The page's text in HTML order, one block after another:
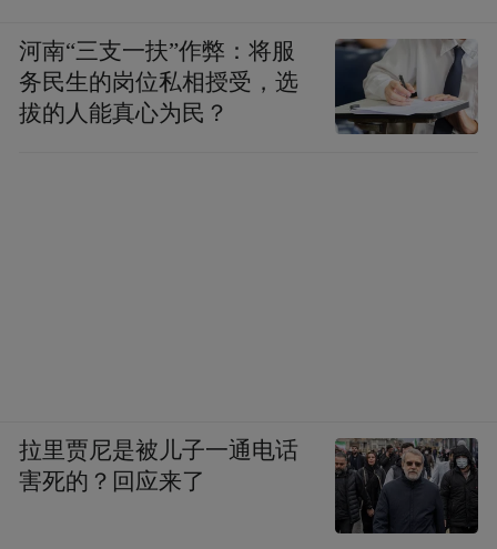
河南“三支一扶”作弊：将服
务民生的岗位私相授受，选
拔的人能真心为民？
拉里贾尼是被儿子一通电话
害死的？回应来了